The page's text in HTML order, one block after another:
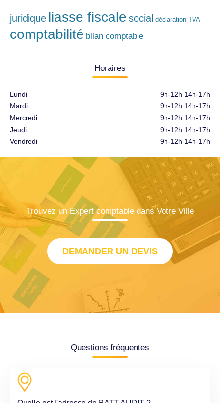
juridique liasse fiscale social déclaration TVA
comptabilité bilan comptable
Horaires
Lundi
Mardi
Mercredi
Jeudi
Vendredi
9h-12h 14h-17h
9h-12h 14h-17h
9h-12h 14h-17h
9h-12h 14h-17h
9h-12h 14h-17h
Trouvez un Expert comptable dans Votre Ville
DEMANDER UN DEVIS
Questions fréquentes